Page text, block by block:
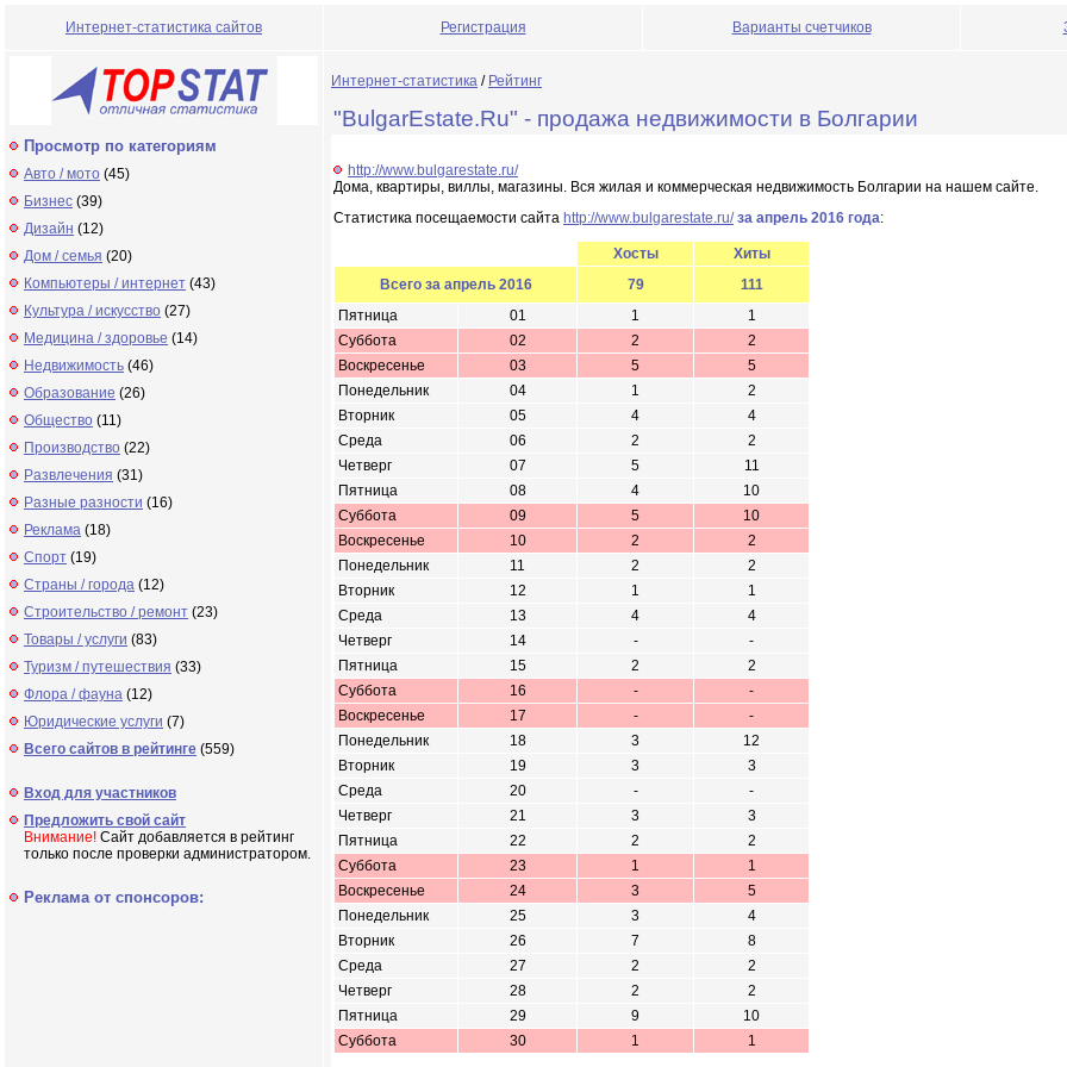
Интернет-статистика сайтов Регистрация Варианты счетчиков
Просмотр по категориям
Авто / мото (45)
Бизнес (39)
Дизайн (12)
Дом / семья (20)
Компьютеры / интернет (43)
Культура / искусство (27)
Медицина / здоровье (14)
Недвижимость (46)
Образование (26)
Общество (11)
Производство (22)
Развлечения (31)
Разные разности (16)
Реклама (18)
Спорт (19)
Страны / города (12)
Строительство / ремонт (23)
Товары / услуги (83)
Туризм / путешествия (33)
Флора / фауна (12)
Юридические услуги (7)
Всего сайтов в рейтинге (559)
Вход для участников
Предложить свой сайт
Внимание! Сайт добавляется в рейтинг
только после проверки администратором.
Реклама от спонсоров:
Интернет-статистика / Рейтинг
"BulgarEstate.Ru" - продажа недвижимости в Болгарии
http://www.bulgarestate.ru/
Дома, квартиры, виллы, магазины. Вся жилая и коммерческая недвижимость Болгарии на нашем сайте.
Статистика посещаемости сайта http://www.bulgarestate.ru/ за апрель 2016 года:
Хосты
Хиты
Всего за апрель 2016
79
111
Пятница
01 1
1
Суббота
02 2
2
Воскресенье
03 5
5
Понедельник
04 1
2
Вторник
05 4
4
Среда
06 2
2
Четверг
07 5
11
Пятница
08 4
10
Суббота
09 5
10
Воскресенье
10 2
2
Понедельник
11 2
2
Вторник
12 1
1
Среда
13 4
4
Четверг
14 -
-
Пятница
15 2
2
Суббота
16 -
-
Воскресенье
17 -
-
Понедельник
18 3
12
Вторник
19 3
3
Среда
20 -
-
Четверг
21 3
3
Пятница
22 2
2
Суббота
23 1
1
Воскресенье
24 3
5
Понедельник
25 3
4
Вторник
26 7
8
Среда
27 2
2
Четверг
28 2
2
Пятница
29 9
10
Суббота
30 1 1